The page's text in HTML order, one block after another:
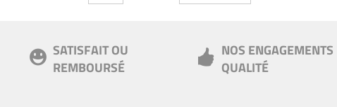
SATISFAIT OU
REMBOURSÉ
NOS ENGAGEMENTS
QUALITÉ